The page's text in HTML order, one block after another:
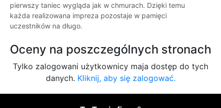
pierwszy taniec wygląda jak w chmurach. Dzięki temu
każda realizowana impreza pozostaje w pamięci
uczestników na długo.
Oceny na poszczególnych stronach
Tylko zalogowani użytkownicy maja dostęp do tych
danych. Kliknij, aby się zalogować.